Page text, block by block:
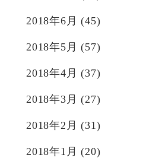
2018年6月 (45)
2018年5月 (57)
2018年4月 (37)
2018年3月 (27)
2018年2月 (31)
2018年1月 (20)